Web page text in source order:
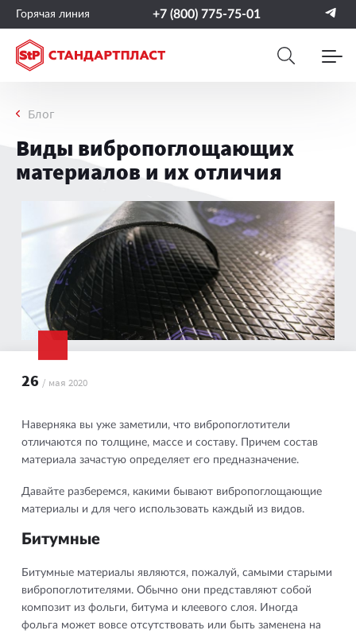
Горячая линия +7 (800) 775-75-01
Блог
Виды вибропоглощающих
материалов и их отличия
26 / мая 2020
Наверняка вы уже заметили, что вибропоглотители
отличаются по толщине, массе и составу. Причем состав
материала зачастую определяет его предназначение.
Давайте разберемся, какими бывают вибропоглощающие
материалы и для чего использовать каждый из видов.
Битумные
Битумные материалы являются, пожалуй, самыми старыми
вибропоглотителями. Обычно они представляют собой
композит из фольги, битума и клеевого слоя. Иногда
фольга может вовсе отсутствовать или быть заменена на